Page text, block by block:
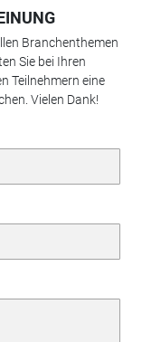
Branchenthemen
Sie bei Ihren
Teilnehmern eine
Vielen Dank!